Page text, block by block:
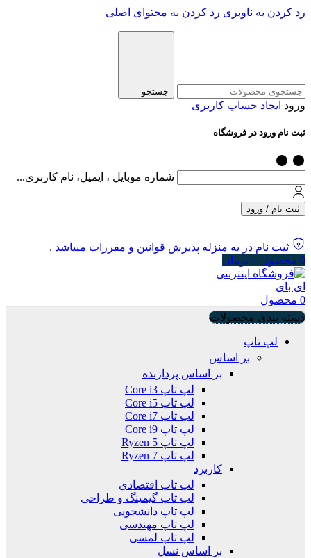
رد کردن به ناوبری رد کردن به محتوای اصلی
جستجو
ورود ایجاد حساب کاربری
ثبت نام ورود در فروشگاه
شماره موبایل ، ایمیل، نام کاربری...
ثبت نام / ورود
ثبت نام در به منزله پذیرش قوانین و مقررات میباشد .
0 محصول ۰ تومان
0 محصول
دسته بندی محصولات
لپ تاپ
بر اساس
بر اساس پردازنده
لپ تاپ Core i3
لپ تاپ Core i5
لپ تاپ Core i7
لپ تاپ Core i9
لپ تاپ Ryzen 5
لپ تاپ Ryzen 7
کاربرد
لپ تاپ اقتصادی
لپ تاپ گیمینگ و طراحی
لپ تاپ دانشجویی
لپ تاپ مهندسی
لپ تاپ لمسی
بر اساس نسل